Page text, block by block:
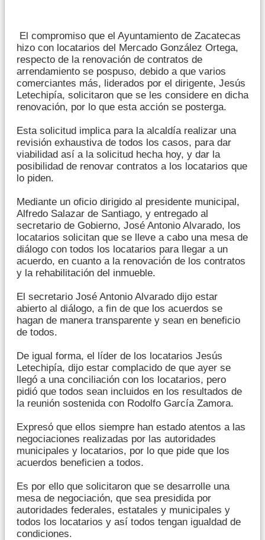
El compromiso que el Ayuntamiento de Zacatecas
hizo con locatarios del Mercado González Ortega,
respecto de la renovación de contratos de
arrendamiento se pospuso, debido a que varios
comerciantes más, liderados por el dirigente, Jesús
Letechipía, solicitaron que se les considere en dicha
renovación, por lo que esta acción se posterga.
Esta solicitud implica para la alcaldía realizar una
revisión exhaustiva de todos los casos, para dar
viabilidad así a la solicitud hecha hoy, y dar la
posibilidad de renovar contratos a los locatarios que
lo piden.
Mediante un oficio dirigido al presidente municipal,
Alfredo Salazar de Santiago, y entregado al
secretario de Gobierno, José Antonio Alvarado, los
locatarios solicitan que se lleve a cabo una mesa de
diálogo con todos los locatarios para llegar a un
acuerdo, en cuanto a la renovación de los contratos
y la rehabilitación del inmueble.
El secretario José Antonio Alvarado dijo estar
abierto al diálogo, a fin de que los acuerdos se
hagan de manera transparente y sean en beneficio
de todos.
De igual forma, el líder de los locatarios Jesús
Letechipía, dijo estar complacido de que ayer se
llegó a una conciliación con los locatarios, pero
pidió que todos sean incluidos en los resultados de
la reunión sostenida con Rodolfo García Zamora.
Expresó que ellos siempre han estado atentos a las
negociaciones realizadas por las autoridades
municipales y locatarios, por lo que pide que los
acuerdos beneficien a todos.
Es por ello que solicitaron que se desarrolle una
mesa de negociación, que sea presidida por
autoridades federales, estatales y municipales y
todos los locatarios y así todos tengan igualdad de
condiciones.